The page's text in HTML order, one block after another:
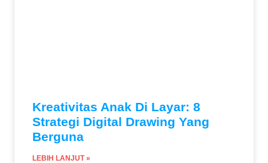
Kreativitas Anak Di Layar: 8
Strategi Digital Drawing Yang
Berguna
LEBIH LANJUT »